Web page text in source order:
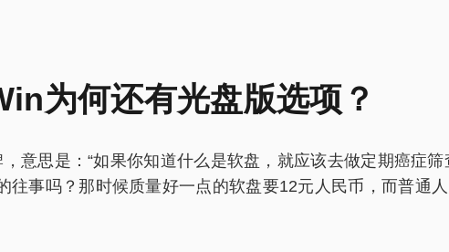
为何还有光盘版选项？
思是：“如果你知道什么是软盘，就应该去做定期癌症筛
事吗？那时候质量好一点的软盘要12元人民币，而普通人